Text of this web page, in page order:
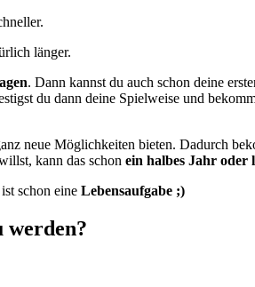
länger.
. Dann kannst du auch schon deine
du dann deine Spielweise und
neue Möglichkeiten bieten. Dadurch
kann das schon ein halbes Jahr oder
schon eine Lebensaufgabe ;)
werden?